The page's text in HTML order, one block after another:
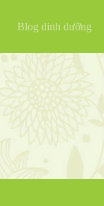
Blog dinh dưỡng